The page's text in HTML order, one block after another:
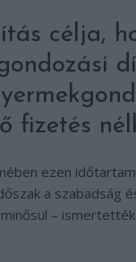
célja,
fizetés
ezen
a szabadság
–